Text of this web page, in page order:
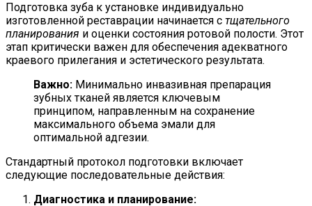
Подготовка зуба к установке индивидуально
изготовленной реставрации начинается с тщательного
планирования и оценки состояния ротовой полости. Этот
этап критически важен для обеспечения адекватного
краевого прилегания и эстетического результата.
Важно: Минимально инвазивная препарация
зубных тканей является ключевым
принципом, направленным на сохранение
максимального объема эмали для
оптимальной адгезии.
Стандартный протокол подготовки включает
следующие последовательные действия:
Диагностика и планирование: